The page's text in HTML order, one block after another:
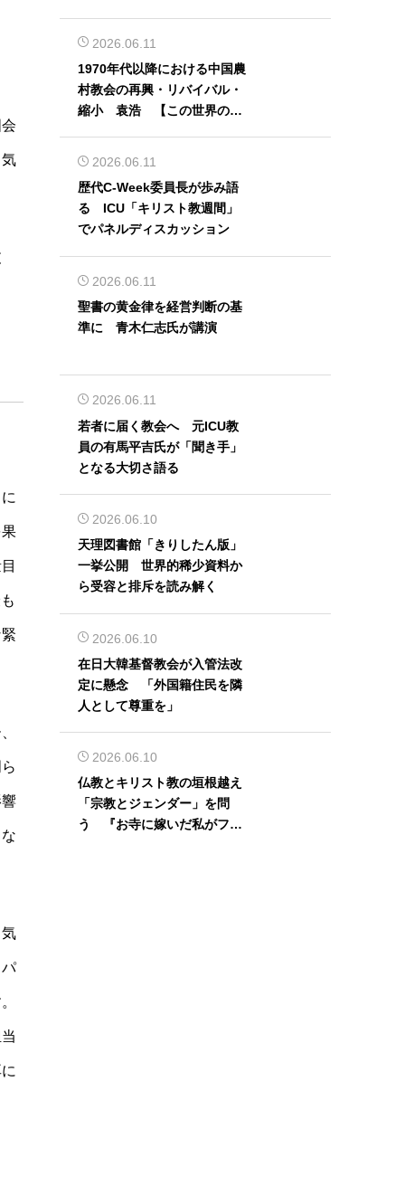
2026.06.11
1970年代以降における中国農
村教会の再興・リバイバル・
縮小 袁浩 【この世界の片
2026.06.11
歴代C-Week委員長が歩み語
る ICU「キリスト教週間」
でパネルディスカッション
2026.06.11
聖書の黄金律を経営判断の基
準に 青木仁志氏が講演
2026.06.11
若者に届く教会へ 元ICU教
員の有馬平吉氏が「聞き手」
となる大切さ語る
2026.06.10
天理図書館「きりしたん版」
一挙公開 世界的稀少資料か
ら受容と排斥を読み解く
2026.06.10
在日大韓基督教会が入管法改
定に懸念 「外国籍住民を隣
人として尊重を」
2026.06.10
仏教とキリスト教の垣根越え
「宗教とジェンダー」を問
う 『お寺に嫁いだ私がフェ